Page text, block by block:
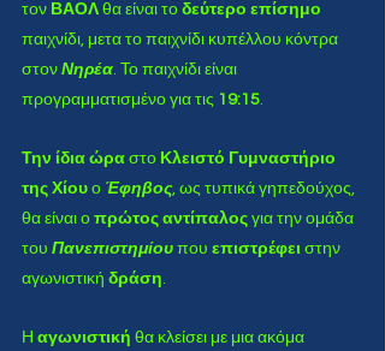
τον ΒΑΟΛ θα είναι το δεύτερο επίσημο
παιχνίδι, μετα το παιχνίδι κυπέλλου κόντρα
στον Νηρέα. Το παιχνίδι είναι
προγραμματισμένο για τις 19:15.
Την ίδια ώρα στο Κλειστό Γυμναστήριο
της Χίου ο Έφηβος, ως τυπικά γηπεδούχος,
θα είναι ο πρώτος αντίπαλος για την ομάδα
του Πανεπιστημίου που επιστρέφει στην
αγωνιστική δράση.
Η αγωνιστική θα κλείσει με μια ακόμα